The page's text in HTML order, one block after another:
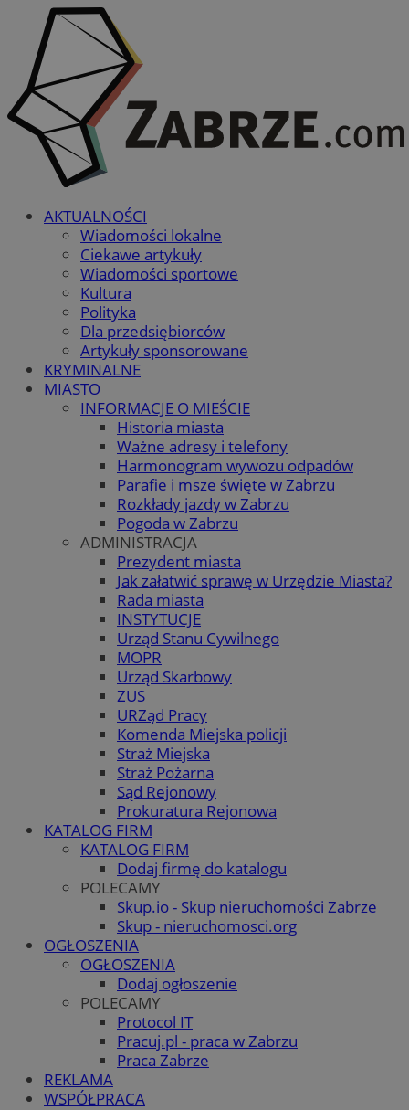
AKTUALNOŚCI
Wiadomości lokalne
Ciekawe artykuły
Wiadomości sportowe
Kultura
Polityka
Dla przedsiębiorców
Artykuły sponsorowane
KRYMINALNE
MIASTO
INFORMACJE O MIEŚCIE
Historia miasta
Ważne adresy i telefony
Harmonogram wywozu odpadów
Parafie i msze święte w Zabrzu
Rozkłady jazdy w Zabrzu
Pogoda w Zabrzu
ADMINISTRACJA
Prezydent miasta
Jak załatwić sprawę w Urzędzie Miasta?
Rada miasta
INSTYTUCJE
Urząd Stanu Cywilnego
MOPR
Urząd Skarbowy
ZUS
URZąd Pracy
Komenda Miejska policji
Straż Miejska
Straż Pożarna
Sąd Rejonowy
Prokuratura Rejonowa
KATALOG FIRM
KATALOG FIRM
Dodaj firmę do katalogu
POLECAMY
Skup.io - Skup nieruchomości Zabrze
Skup - nieruchomosci.org
OGŁOSZENIA
OGŁOSZENIA
Dodaj ogłoszenie
POLECAMY
Protocol IT
Pracuj.pl - praca w Zabrzu
Praca Zabrze
REKLAMA
WSPÓŁPRACA